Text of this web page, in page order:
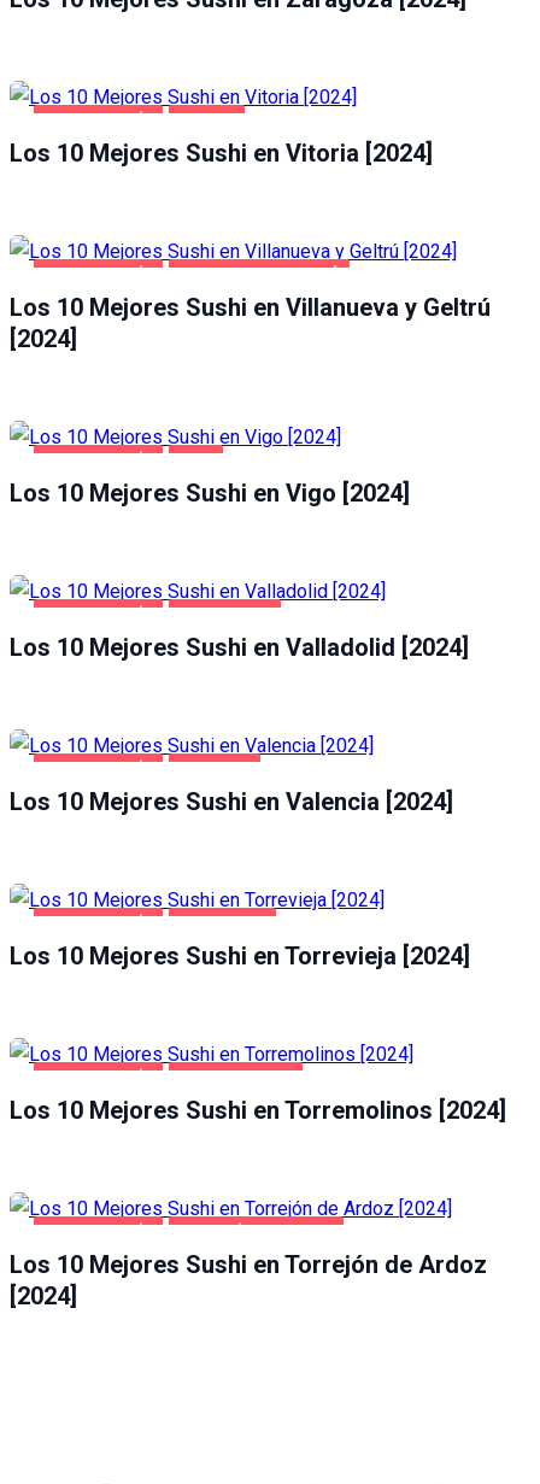
Los 10 Mejores Sushi en Vitoria [2024]
Los 10 Mejores Sushi en Villanueva y Geltrú
[2024]
Los 10 Mejores Sushi en Vigo [2024]
Los 10 Mejores Sushi en Valladolid [2024]
Los 10 Mejores Sushi en Valencia [2024]
Los 10 Mejores Sushi en Torrevieja [2024]
Los 10 Mejores Sushi en Torremolinos [2024]
Los 10 Mejores Sushi en Torrejón de Ardoz
[2024]